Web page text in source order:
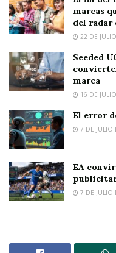
marcas
del radar
22 DE
Seeded
marca
16 DE
El error
7 DE JULIO
EA
7 DE JULIO